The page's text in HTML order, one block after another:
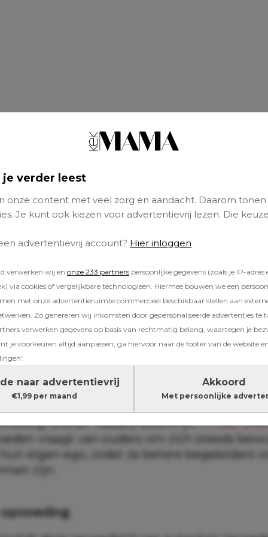
je verder leest
onze content met veel zorg en aandacht. Daarom tonen
Je kunt ook kiezen voor advertentievrij lezen. Die
advertentievrij account? Hier inloggen
verwerken wij en onze 233 partners persoonlijke gegevens (zoals je IP-adres
via cookies of vergelijkbare technologieën. Hiermee bouwen we een
met onze advertentieruimte commercieel beschikbaar stellen aan
Zo genereren wij inkomsten door gepersonaliseerde advertenties te
verwerken gegevens op basis van rechtmatig belang, waartegen je
je voorkeuren altijd aanpassen; ga hiervoor naar de footer van de website
naar advertentievrij
€1,99 per maand
Akkoord
Met persoonlijke
van bewust opvoeden spelen ook je eigen
en oude patronen een grote rol in hoe
– ook welmindful parentinggenoemd
emotioneel bewustzijn. In plaats van
kind te corrigeren, kijk je ook naar jezelf:
je reageert en welke patronen neem je
Shefali Tsabary beschrijftin haar
vraagt van ouders om zich steeds
eigen ego, zodat ze betere begeleiders
zijn.